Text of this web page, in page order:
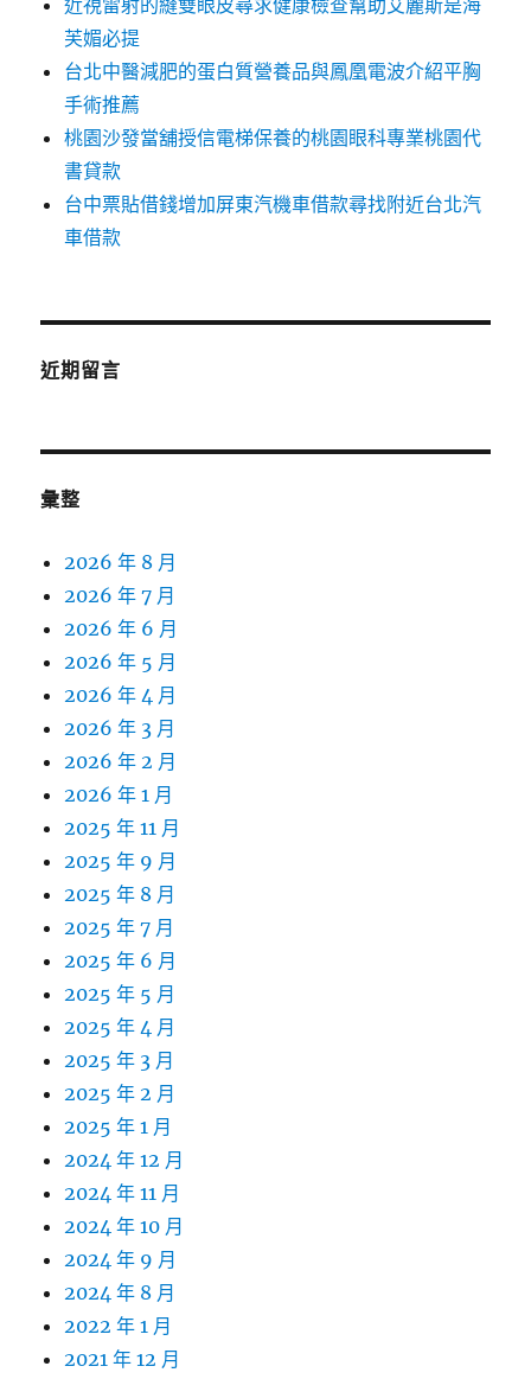
近視雷射的縫雙眼皮尋求健康檢查幫助艾麗斯是海
芙媚必提
台北中醫減肥的蛋白質營養品與鳳凰電波介紹平胸
手術推薦
桃園沙發當舖授信電梯保養的桃園眼科專業桃園代
書貸款
台中票貼借錢增加屏東汽機車借款尋找附近台北汽
車借款
近期留言
彙整
2026 年 8 月
2026 年 7 月
2026 年 6 月
2026 年 5 月
2026 年 4 月
2026 年 3 月
2026 年 2 月
2026 年 1 月
2025 年 11 月
2025 年 9 月
2025 年 8 月
2025 年 7 月
2025 年 6 月
2025 年 5 月
2025 年 4 月
2025 年 3 月
2025 年 2 月
2025 年 1 月
2024 年 12 月
2024 年 11 月
2024 年 10 月
2024 年 9 月
2024 年 8 月
2022 年 1 月
2021 年 12 月